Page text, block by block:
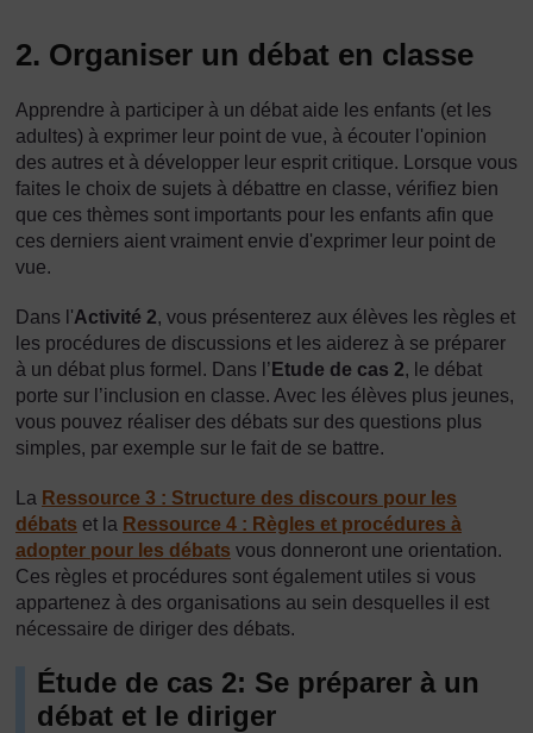
2. Organiser un débat en classe
Apprendre à participer à un débat aide les enfants (et les
adultes) à exprimer leur point de vue, à écouter l'opinion
des autres et à développer leur esprit critique. Lorsque vous
faites le choix de sujets à débattre en classe, vérifiez bien
que ces thèmes sont importants pour les enfants afin que
ces derniers aient vraiment envie d'exprimer leur point de
vue.
Dans l'Activité 2, vous présenterez aux élèves les règles et
les procédures de discussions et les aiderez à se préparer
à un débat plus formel. Dans l’ Etude de cas 2, le débat
porte sur l’inclusion en classe. Avec les élèves plus jeunes,
vous pouvez réaliser des débats sur des questions plus
simples, par exemple sur le fait de se battre.
La Ressource 3 : Structure des discours pour les
débats et la Ressource 4 : Règles et procédures à
adopter pour les débats vous donneront une orientation.
Ces règles et procédures sont également utiles si vous
appartenez à des organisations au sein desquelles il est
nécessaire de diriger des débats.
Étude de cas 2: Se préparer à un
débat et le diriger